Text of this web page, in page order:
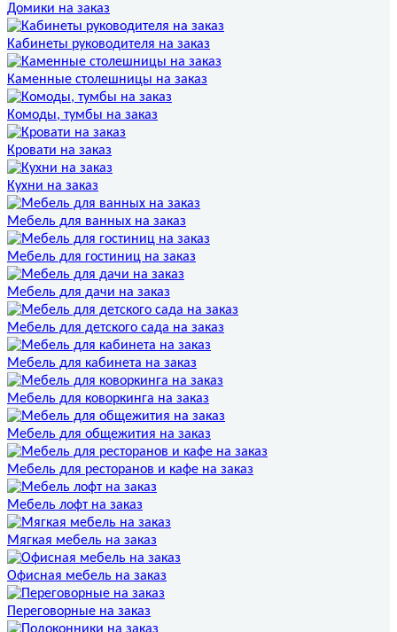
Домики на заказ
Кабинеты руководителя на заказ
Каменные столешницы на заказ
Комоды, тумбы на заказ
Кровати на заказ
Кухни на заказ
Мебель для ванных на заказ
Мебель для гостиниц на заказ
Мебель для дачи на заказ
Мебель для детского сада на заказ
Мебель для кабинета на заказ
Мебель для коворкинга на заказ
Мебель для общежития на заказ
Мебель для ресторанов и кафе на заказ
Мебель лофт на заказ
Мягкая мебель на заказ
Офисная мебель на заказ
Переговорные на заказ